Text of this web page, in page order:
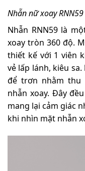
Nhẫn nữ xoay RNN59
Nhẫn RNN59 là
xoay tròn 360 độ.
thiết kế với 1 viên
vẻ lấp lánh, kiêu
để trơn nhằm thu
nhẫn xoay. Đây
mang lại cảm giác
khi nhìn mặt nhẫn